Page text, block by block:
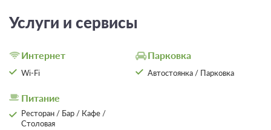
Услуги и сервисы
Интернет
Wi-Fi
Питание
Ресторан / Бар / Кафе /
Столовая
Парковка
Автостоянка / Парковка